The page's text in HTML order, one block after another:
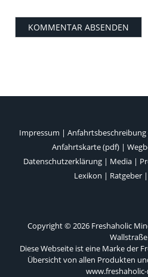
Impressum | Anfahrtsbeschreibung
Anfahrtskarte (pdf) |
Datenschutzerklärung | Media |
Lexikon | Ratgeber |
Copyright © 2026 Freshaholic
Diese Webseite ist eine Marke der
Übersicht von allen Produkten